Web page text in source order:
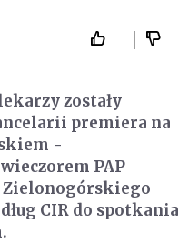
zostały
premiera na
-
PAP
Zielonogórskiego
CIR do spotkania